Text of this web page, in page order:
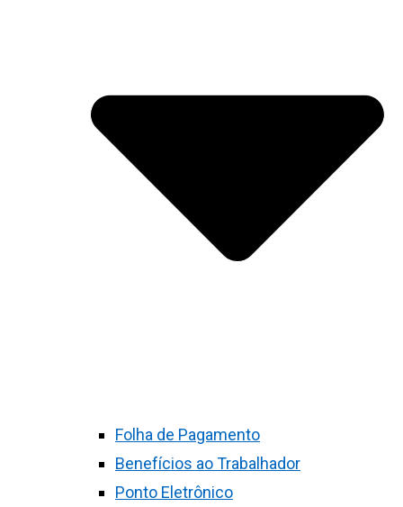
Folha de Pagamento
Benefícios ao Trabalhador
Ponto Eletrônico